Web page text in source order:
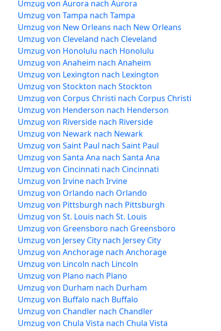
Umzug von Aurora nach Aurora
Umzug von Tampa nach Tampa
Umzug von New Orleans nach New Orleans
Umzug von Cleveland nach Cleveland
Umzug von Honolulu nach Honolulu
Umzug von Anaheim nach Anaheim
Umzug von Lexington nach Lexington
Umzug von Stockton nach Stockton
Umzug von Corpus Christi nach Corpus Christi
Umzug von Henderson nach Henderson
Umzug von Riverside nach Riverside
Umzug von Newark nach Newark
Umzug von Saint Paul nach Saint Paul
Umzug von Santa Ana nach Santa Ana
Umzug von Cincinnati nach Cincinnati
Umzug von Irvine nach Irvine
Umzug von Orlando nach Orlando
Umzug von Pittsburgh nach Pittsburgh
Umzug von St. Louis nach St. Louis
Umzug von Greensboro nach Greensboro
Umzug von Jersey City nach Jersey City
Umzug von Anchorage nach Anchorage
Umzug von Lincoln nach Lincoln
Umzug von Plano nach Plano
Umzug von Durham nach Durham
Umzug von Buffalo nach Buffalo
Umzug von Chandler nach Chandler
Umzug von Chula Vista nach Chula Vista